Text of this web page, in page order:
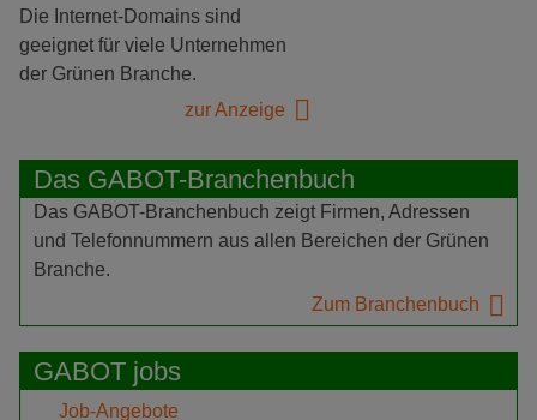
Die Internet-Domains sind
geeignet für viele Unternehmen
der Grünen Branche.
zur Anzeige
Das GABOT-Branchenbuch
Das GABOT-Branchenbuch zeigt Firmen, Adressen
und Telefonnummern aus allen Bereichen der Grünen
Branche.
Zum Branchenbuch
GABOT jobs
Job-Angebote